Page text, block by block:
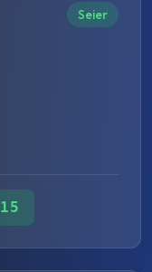
Seier
15